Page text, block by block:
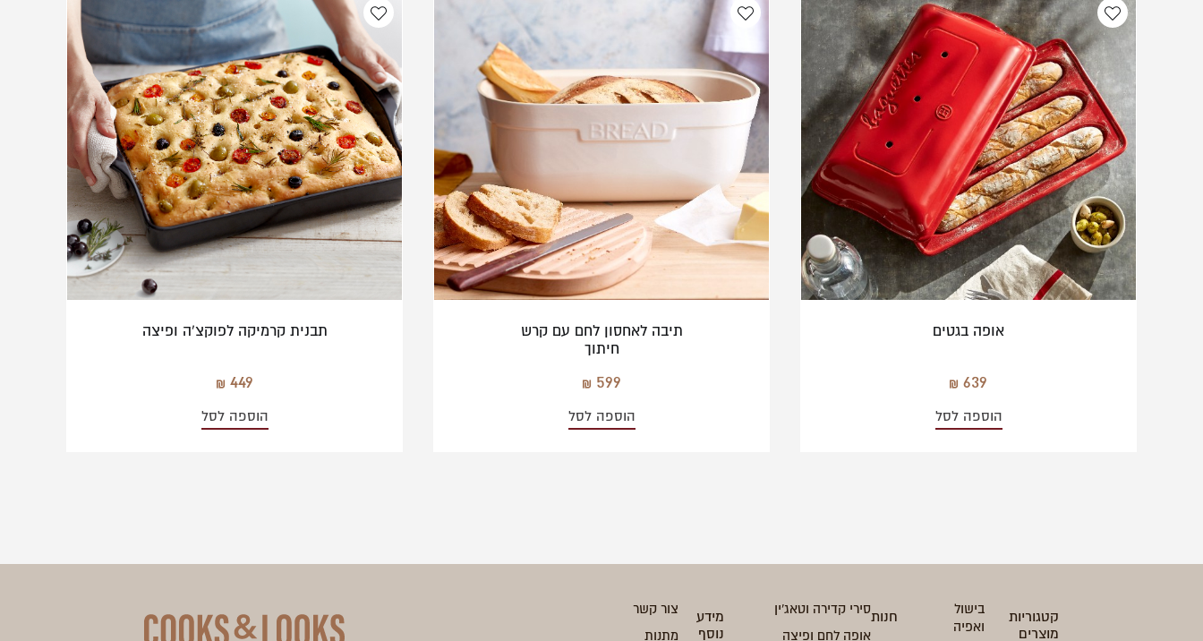
אופה בגטים
639
הוספה לסל
תיבה לאחסון לחם עם קרש
חיתוך
599
הוספה לסל
תבנית קרמיקה לפוקצ'ה ופיצה
449
הוספה לסל
קטגוריות
מוצרים
בישול
ואפיה
חנותסירי קדירה וטאג'ין
אופה לחם ופיצה
מידע
נוסף
צור קשר
מתנות